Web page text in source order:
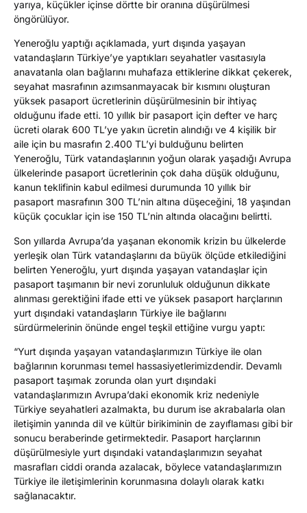
yarıya, küçükler içinse dörtte bir oranına düşürülmesi
öngörülüyor.
Yeneroğlu yaptığı açıklamada, yurt dışında yaşayan
vatandaşların Türkiye’ye yaptıkları seyahatler vasıtasıyla
anavatanla olan bağlarını muhafaza ettiklerine dikkat çekerek,
seyahat masrafının azımsanmayacak bir kısmını oluşturan
yüksek pasaport ücretlerinin düşürülmesinin bir ihtiyaç
olduğunu ifade etti. 10 yıllık bir pasaport için defter ve harç
ücreti olarak 600 TL’ye yakın ücretin alındığı ve 4 kişilik bir
aile için bu masrafın 2.400 TL’yi bulduğunu belirten
Yeneroğlu, Türk vatandaşlarının yoğun olarak yaşadığı Avrupa
ülkelerinde pasaport ücretlerinin çok daha düşük olduğunu,
kanun teklifinin kabul edilmesi durumunda 10 yıllık bir
pasaport masrafının 300 TL’nin altına düşeceğini, 18 yaşından
küçük çocuklar için ise 150 TL’nin altında olacağını belirtti.
Son yıllarda Avrupa’da yaşanan ekonomik krizin bu ülkelerde
yerleşik olan Türk vatandaşlarını da büyük ölçüde etkilediğini
belirten Yeneroğlu, yurt dışında yaşayan vatandaşlar için
pasaport taşımanın bir nevi zorunluluk olduğunun dikkate
alınması gerektiğini ifade etti ve yüksek pasaport harçlarının
yurt dışındaki vatandaşların Türkiye ile bağlarını
sürdürmelerinin önünde engel teşkil ettiğine vurgu yaptı:
“Yurt dışında yaşayan vatandaşlarımızın Türkiye ile olan
bağlarının korunması temel hassasiyetlerimizdendir. Devamlı
pasaport taşımak zorunda olan yurt dışındaki
vatandaşlarımızın Avrupa’daki ekonomik kriz nedeniyle
Türkiye seyahatleri azalmakta, bu durum ise akrabalarla olan
iletişimin yanında dil ve kültür birikiminin de zayıflaması gibi bir
sonucu beraberinde getirmektedir. Pasaport harçlarının
düşürülmesiyle yurt dışındaki vatandaşlarımızın seyahat
masrafları ciddi oranda azalacak, böylece vatandaşlarımızın
Türkiye ile iletişimlerinin korunmasına dolaylı olarak katkı
sağlanacaktır.